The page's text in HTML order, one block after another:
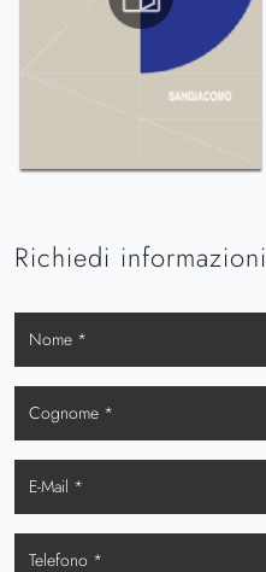
Richiedi informazioni